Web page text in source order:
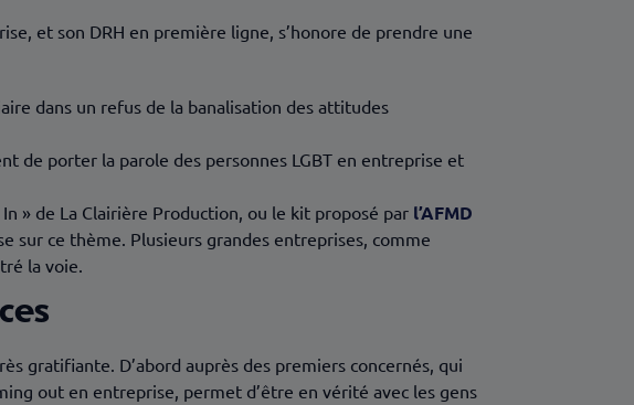
et son DRH en première ligne, s’honore de prendre une
dans un refus de la banalisation des attitudes
de porter la parole des personnes LGBT en entreprise et
» de La Clairière Production, ou le kit proposé par l’AFMD
sur ce thème. Plusieurs grandes entreprises, comme
la voie.
gratifiante. D’abord auprès des premiers concernés, qui
out en entreprise, permet d’être en vérité avec les gens